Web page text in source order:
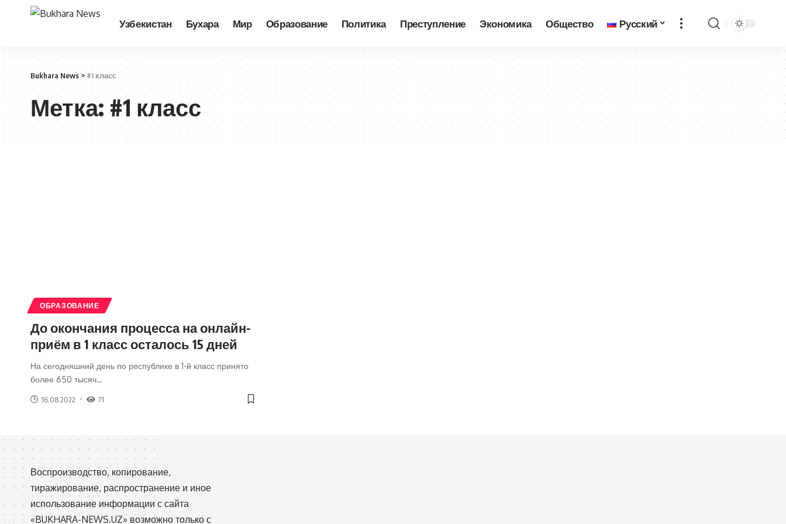
Узбекистан Бухара Мир Образование Политика Преступление Экономика Общество Русский
Bukhara News > #1 класс
Метка:#1 класс
ОБРАЗОВАНИЕ
До окончания процесса на онлайн-
приём в 1 класс осталось 15 дней
На сегодняшний день по республике в 1-й класс принято
более 650 тысяч…
16.08.2022 71
Воспроизводство, копирование,
тиражирование, распространение и иное
использование информации с сайта
«BUKHARA-NEWS.UZ» возможно только с